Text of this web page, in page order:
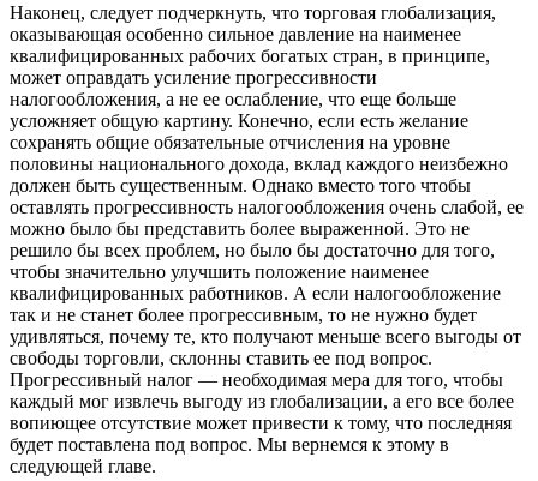
Наконец, следует подчеркнуть, что торговая глобализация,
оказывающая особенно сильное давление на наименее
квалифицированных рабочих богатых стран, в принципе,
может оправдать усиление прогрессивности
налогообложения, а не ее ослабление, что еще больше
усложняет общую картину. Конечно, если есть желание
сохранять общие обязательные отчисления на уровне
половины национального дохода, вклад каждого неизбежно
должен быть существенным. Однако вместо того чтобы
оставлять прогрессивность налогообложения очень слабой, ее
можно было бы представить более выраженной. Это не
решило бы всех проблем, но было бы достаточно для того,
чтобы значительно улучшить положение наименее
квалифицированных работников. А если налогообложение
так и не станет более прогрессивным, то не нужно будет
удивляться, почему те, кто получают меньше всего выгоды от
свободы торговли, склонны ставить ее под вопрос.
Прогрессивный налог — необходимая мера для того, чтобы
каждый мог извлечь выгоду из глобализации, а его все более
вопиющее отсутствие может привести к тому, что последняя
будет поставлена под вопрос. Мы вернемся к этому в
следующей главе.